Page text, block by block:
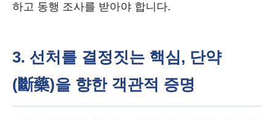
하고 동행 조사를 받아야 합니다.
3. 선처를 결정짓는 핵심, 단약
(斷藥)을 향한 객관적 증명